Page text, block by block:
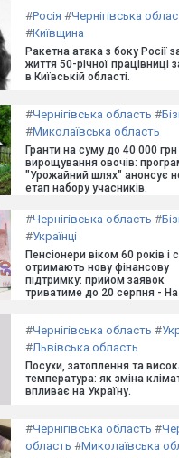
#Росія #Чернігівська
#Київщина
Ракетна атака з боку Росії
життя 50-річної працівниці
в Київській області.
#Чернігівська область #
#Миколаївська область
Гранти на суму до 40 000
вирощування овочів:
"Урожайний шлях" анонсує
етап набору учасників.
#Чернігівська область #
#Українці
Пенсіонери віком 60 років і
отримають нову фінансову
підтримку: прийом заявок
триватиме до 20 серпня - На
#Чернігівська область #
#Львівська область
Посухи, затоплення та
температура: як зміна
впливає на Україну.
#Чернігівська область #
область #Миколаївська